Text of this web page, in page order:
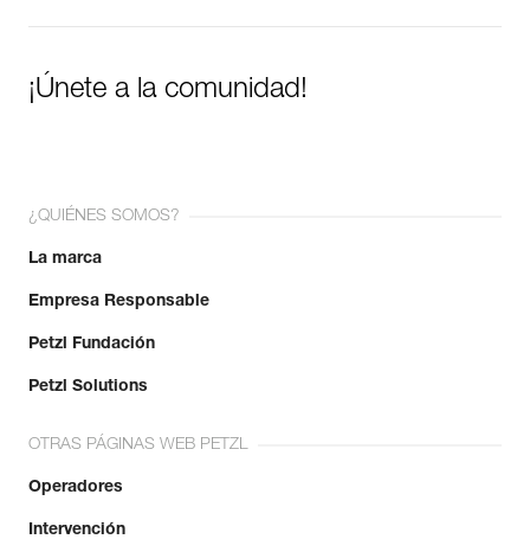
¡Únete a la comunidad!
¿QUIÉNES SOMOS?
La marca
Empresa Responsable
Petzl Fundación
Petzl Solutions
OTRAS PÁGINAS WEB PETZL
Operadores
Intervención